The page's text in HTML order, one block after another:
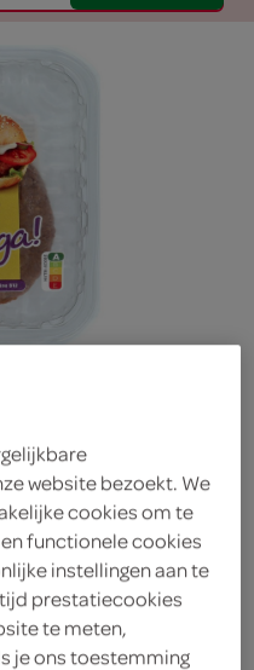
website bezoekt. We
cookies om te
functionele cookies
instellingen aan te
prestatiecookies
te meten,
je ons toestemming